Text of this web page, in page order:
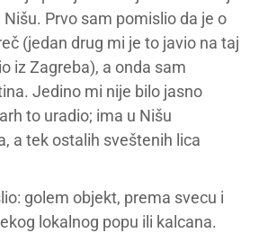
Prvo sam pomislio da je o
(jedan drug mi je to javio na taj
iz Zagreba), a onda sam
Jedino mi nije bilo jasno
to uradio; ima u Nišu
a tek ostalih sveštenih lica
golem objekt, prema svecu i
lokalnog popu ili kalcana.